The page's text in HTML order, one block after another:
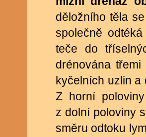
děložního těla
společně
teče do
drénována
kyčelních uzlin a
Z horní
z dolní poloviny
směru odtoku